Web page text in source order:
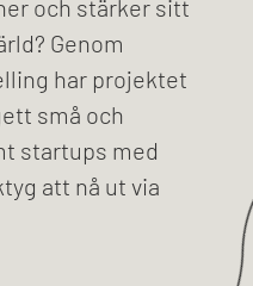
och stärker sitt
Genom
har projektet
små och
startups med
att nå ut via